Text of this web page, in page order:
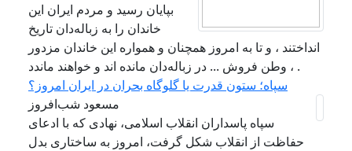
بپایان رسید و مردم ایران این
خاندان را به زباله‌دان تاریخ
انداختند ، و تا به امروز همچنان و همواره این خاندان مزدور
، وطن فروش ... در زباله‌دان مانده اند و خواهند ماندد .
سپاه؛ ستون قدرت یا گلوگاه بحران در ایران امروز؟
مسعود شب‌افروز
سپاه پاسداران انقلاب اسلامی، نهادی که با ادعای
حفاظت از انقلاب شکل گرفت، امروز به ساختاری بدل